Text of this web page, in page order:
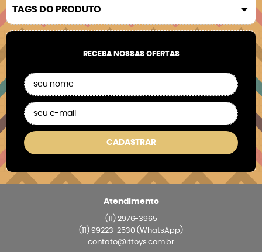
TAGS DO PRODUTO
RECEBA NOSSAS OFERTAS
CADASTRAR
Atendimento
(11)2976-3965
(11) 99223-2530 (WhatsApp)
contato@ittoys.com.br